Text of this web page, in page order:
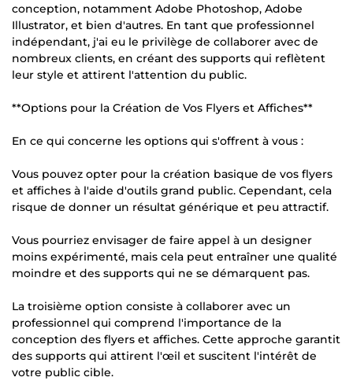
conception, notamment Adobe Photoshop, Adobe
Illustrator, et bien d'autres. En tant que professionnel
indépendant, j'ai eu le privilège de collaborer avec de
nombreux clients, en créant des supports qui reflètent
leur style et attirent l'attention du public.
**Options pour la Création de Vos Flyers et Affiches**
En ce qui concerne les options qui s'offrent à vous :
Vous pouvez opter pour la création basique de vos flyers
et affiches à l'aide d'outils grand public. Cependant, cela
risque de donner un résultat générique et peu attractif.
Vous pourriez envisager de faire appel à un designer
moins expérimenté, mais cela peut entraîner une qualité
moindre et des supports qui ne se démarquent pas.
La troisième option consiste à collaborer avec un
professionnel qui comprend l'importance de la
conception des flyers et affiches. Cette approche garantit
des supports qui attirent l'œil et suscitent l'intérêt de
votre public cible.